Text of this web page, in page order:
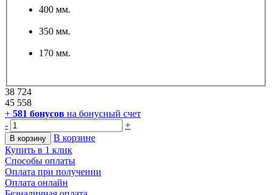
400 мм.
350 мм.
170 мм.
38 724
45 558
+ 581 бонусов на бонусный счет
-
+
В корзину
В корзине
Купить в 1 клик
Способы оплаты
Оплата при получении
Оплата онлайн